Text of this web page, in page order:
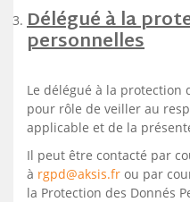
Délégué à la
personnelles
Le délégué à la protection
pour rôle de veiller au
applicable et de la
Il peut être contacté par
à rgpd@aksis.fr ou par
la Protection des Donnés